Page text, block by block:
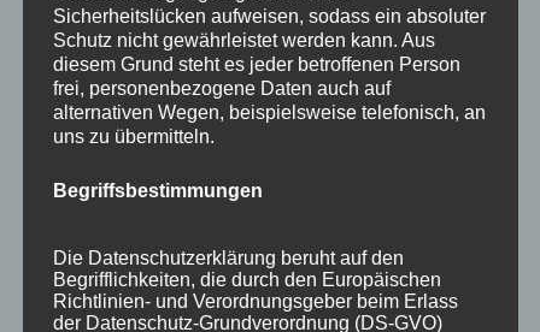
Neuer Skiraum für unsere Gäste
Partale
2018/2019 ist unser neuer Skiraum für Sie
fertig! Ab sofort bieten wir unseren Gästen
Sicherheitslücken aufweisen, sodass ein absoluter
Schutz nicht gewährleistet werden kann. Aus
diesem Grund steht es jeder betroffenen Person
frei, personenbezogene Daten auch auf
alternativen Wegen, beispielsweise telefonisch, an
uns zu übermitteln.
Begriffsbestimmungen
Die Datenschutzerklärung beruht auf den
Begrifflichkeiten, die durch den Europäischen
Richtlinien- und Verordnungsgeber beim Erlass
der Datenschutz-Grundverordnung (DS-GVO)